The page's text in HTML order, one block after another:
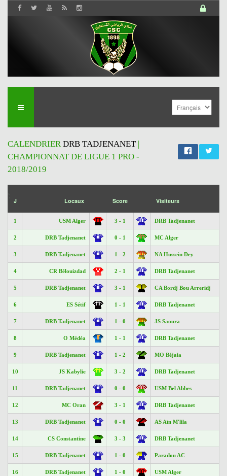
CALENDRIERDRB TADJENANET|
CHAMPIONNAT DE LIGUE 1 PRO -
2018/2019
J Locaux Score Visiteurs
1 USM Alger 3 - 1 DRB Tadjenanet
2 DRB Tadjenanet 0 - 1 MC Alger
3 DRB Tadjenanet 1 - 2 NA Hussein Dey
4 CR Bélouizdad 2 - 1 DRB Tadjenanet
5 DRB Tadjenanet 3 - 1 CA Bordj Bou Arreridj
6 ES Sétif 1 - 1 DRB Tadjenanet
7 DRB Tadjenanet 1 - 0 JS Saoura
8 O Médéa 1 - 1 DRB Tadjenanet
9 DRB Tadjenanet 1 - 2 MO Béjaia
10 JS Kabylie 3 - 2 DRB Tadjenanet
11 DRB Tadjenanet 0 - 0 USM Bel Abbes
12 MC Oran 3 - 1 DRB Tadjenanet
13 DRB Tadjenanet 0 - 0 AS Aïn M'lila
14 CS Constantine 3 - 3 DRB Tadjenanet
15 DRB Tadjenanet 1 - 0 Paradou AC
16 DRB Tadjenanet 1 - 0 USM Alger